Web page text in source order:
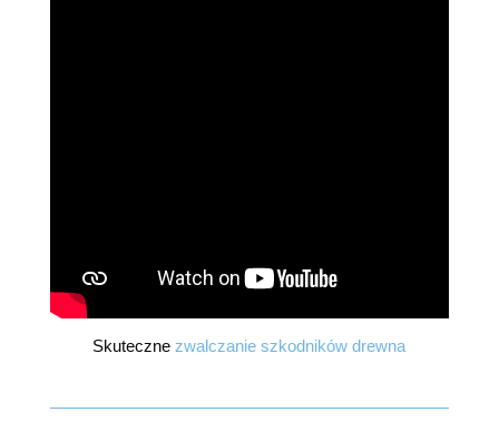
Skuteczne zwalczanie szkodników drewna